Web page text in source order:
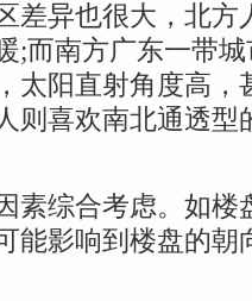
差异也很大，北方
;而南方广东一带
太阳直射角度高，
则喜欢南北通透型
素综合考虑。如楼
能影响到楼盘的朝